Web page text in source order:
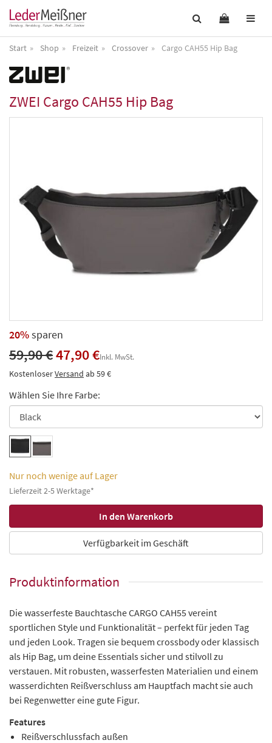
Start Shop Freizeit Crossover Cargo CAH55 Hip Bag
ZWEI Cargo CAH55 Hip Bag
20%sparen
59,90 €47,90 €Inkl. MwSt.
KostenloserVersand ab 59 €
Wählen Sie Ihre Farbe:
Nur noch wenige auf Lager
Lieferzeit 2-5 Werktage*
Verfügbarkeit im Geschäft
Produktinformation
Die wasserfeste Bauchtasche CARGO CAH55 vereint
sportlichen Style und Funktionalität – perfekt für jeden Tag
und jeden Look. Tragen sie bequem crossbody oder klassisch
als Hip Bag, um deine Essentials sicher und stilvoll zu
verstauen. Mit robusten, wasserfesten Materialien und einem
wasserdichten Reißverschluss am Hauptfach macht sie auch
bei Regenwetter eine gute Figur.
Features
Reißverschlussfach außen